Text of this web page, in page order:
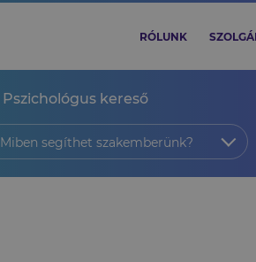
RÓLUNK
Pszichológus kereső
Miben segíthet szakemberünk?